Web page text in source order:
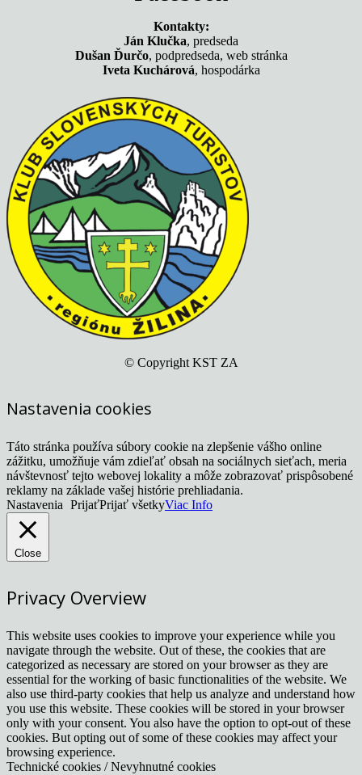
Kontakty:
Ján Klučka, predseda
Dušan Ďurčo, podpredseda, web stránka
Iveta Kuchárová, hospodárka
© Copyright KST ZA
Nastavenia cookies
Táto stránka používa súbory cookie na zlepšenie vášho online
zážitku, umožňuje vám zdieľať obsah na sociálnych sieťach, meria
návštevnosť tejto webovej lokality a môže zobrazovať prispôsobené
reklamy na základe vašej histórie prehliadania.
Nastavenia PrijaťPrijať všetkyViac Info
Close
Privacy Overview
This website uses cookies to improve your experience while you
navigate through the website. Out of these, the cookies that are
categorized as necessary are stored on your browser as they are
essential for the working of basic functionalities of the website. We
also use third-party cookies that help us analyze and understand how
you use this website. These cookies will be stored in your browser
only with your consent. You also have the option to opt-out of these
cookies. But opting out of some of these cookies may affect your
browsing experience.
Technické cookies / Nevyhnutné cookies